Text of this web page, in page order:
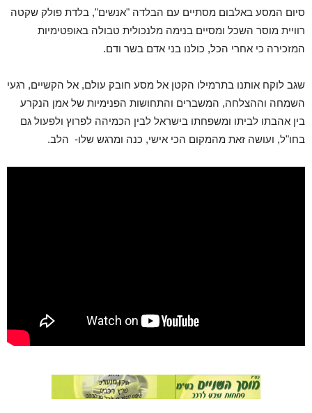
סיום המסע באלבום מסתיים עם הבלדה "אנשים", בלדת פולק שקטה
רוויית מוסר השכל ומסיים בנימה מלנכולית טבולה באופטימיות
המזכירה כי אחרי הכל, כולנו בני אדם בשר ודם.
שגב לוקח אותנו בתרמילו הקטן אל מסע חובק עולם, אל הקשיים, רגעי
השמחה וההצלחה, המשברים והתחושות הפנימיות של אמן הנקרע
בין אהבתו לביתו ומשפחתו בישראל לבין הכמיהה לפרוץ ולפעול גם
בחו"ל, ועושה זאת מהמקום הכי אישי, כנה ומרגש שלו- הלב.